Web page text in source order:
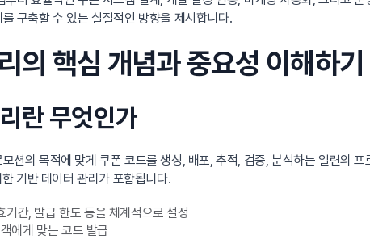
구축할 수 있는 실질적인 방향을 제시합니다.
의 핵심 개념과 중요성 이해하기
란 무엇인가
션의 목적에 맞게 쿠폰 코드를 생성, 배포, 추적, 검증, 분석하는 일련의
기반 데이터 관리가 포함됩니다.
간, 발급 한도 등을 체계적으로 설정
에게 맞는 코드 발급